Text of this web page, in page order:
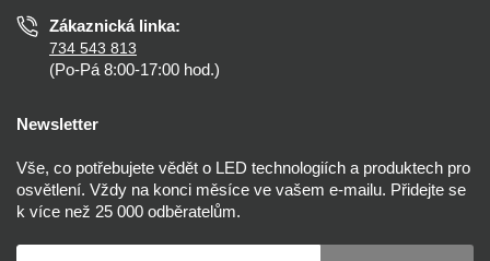
Zákaznická linka:
734 543 813
(Po-Pá 8:00-17:00 hod.)
Newsletter
Vše, co potřebujete vědět o LED technologiích a produktech pro
osvětlení. Vždy na konci měsíce ve vašem e-mailu. Přidejte se
k více než 25 000 odběratelům.